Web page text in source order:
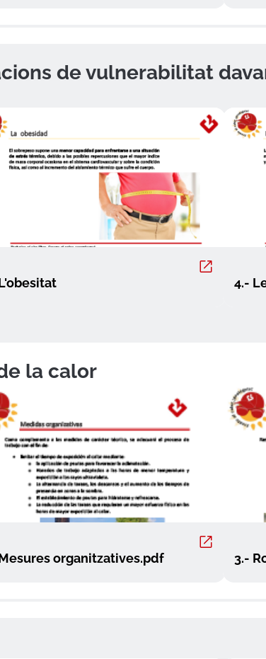
de vulnerabilitat
4.-
la calor
organitzatives.pdf 3.-